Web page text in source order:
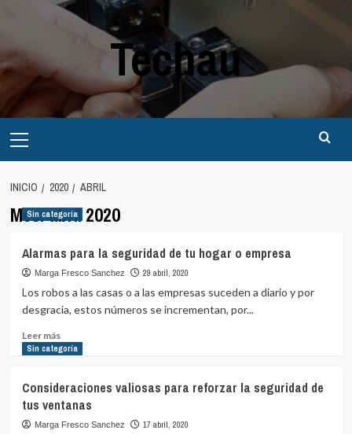
contenido
Techau
principal
INICIO 2020 ABRIL
Mes:abril 2020
Sin categoría
Alarmas para la seguridad de tu hogar o empresa
Marga Fresco Sanchez 29 abril, 2020
Los robos a las casas o a las empresas suceden a diario y por
desgracia, estos números se incrementan, por...
Leer másLeer
más
para
la
seguridad
Sin categoría
Consideraciones valiosas para reforzar la seguridad de
tus ventanas
Marga Fresco Sanchez 17 abril, 2020